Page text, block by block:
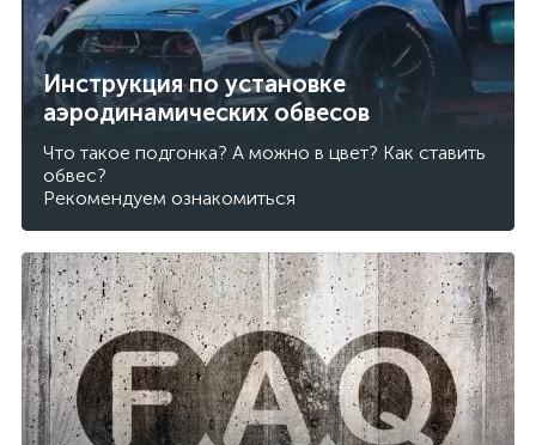
Инструкция по установке
аэродинамических обвесов
Что такое подгонка? А можно в цвет? Как ставить
обвес?
Рекомендуем ознакомиться